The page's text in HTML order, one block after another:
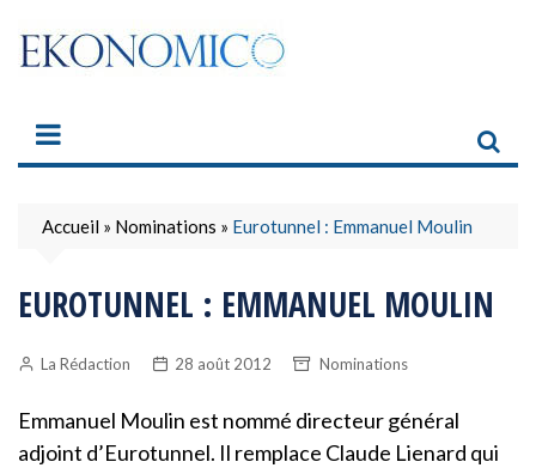
content
Accueil » Nominations » Eurotunnel : Emmanuel Moulin
EUROTUNNEL : EMMANUEL MOULIN
La Rédaction 28 août 2012 Nominations
Emmanuel Moulin est nommé directeur général
adjoint d’Eurotunnel. Il remplace Claude Lienard qui